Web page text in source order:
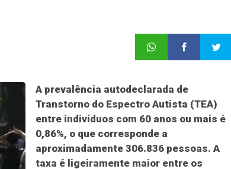
A prevalência autodeclarada de
Transtorno do Espectro Autista (TEA)
entre indivíduos com 60 anos ou mais é
0,86%, o que corresponde a
aproximadamente 306.836 pessoas. A
taxa é ligeiramente maior entre os